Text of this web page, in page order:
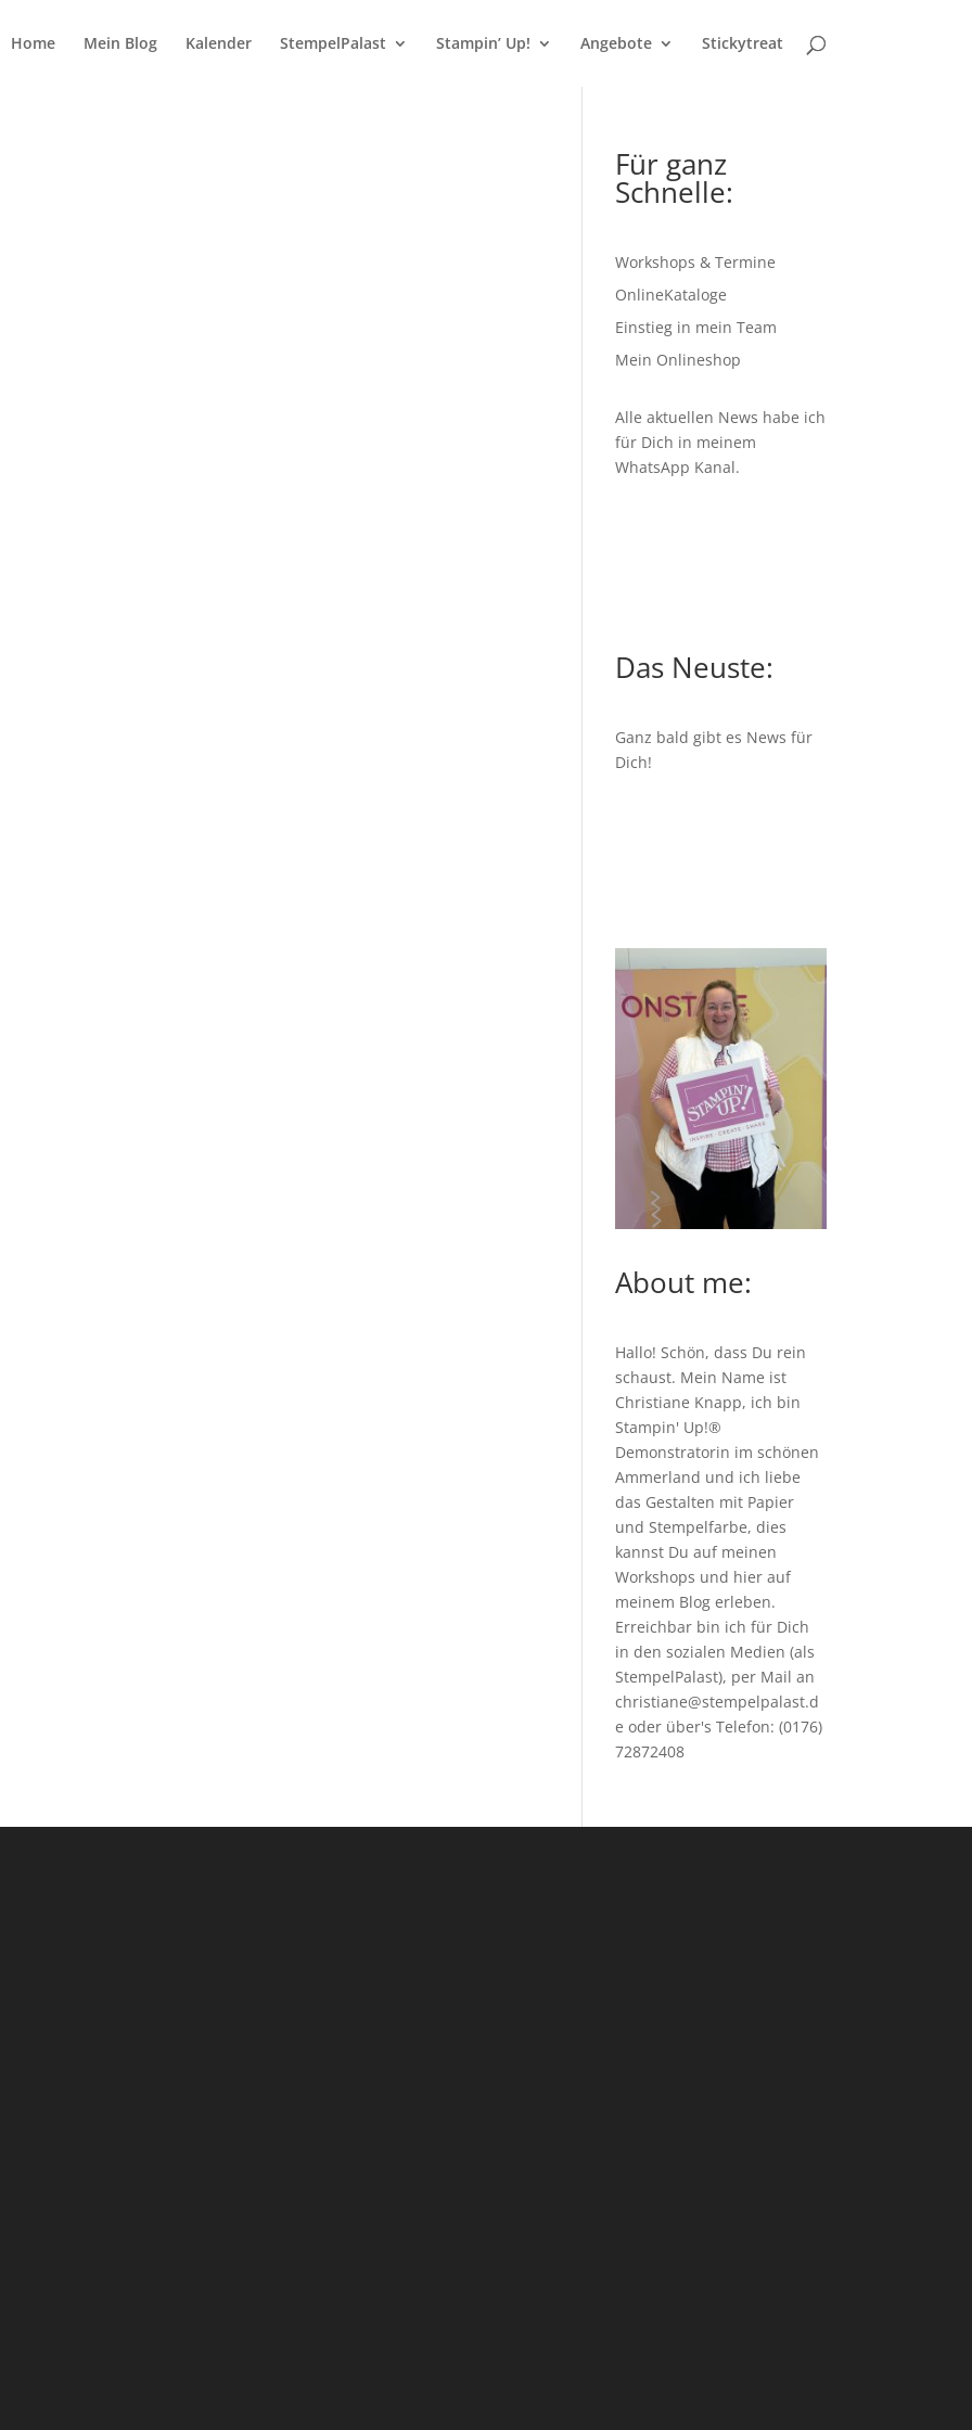
Home Mein Blog Kalender StempelPalast Stampin’ Up! Angebote Stickytreat
Für ganz
Schnelle:
Workshops & Termine
OnlineKataloge
Einstieg in mein Team
Mein Onlineshop
Alle aktuellen News habe ich
für Dich in meinem
WhatsApp Kanal.
Das Neuste:
Ganz bald gibt es News für
Dich!
About me:
Hallo! Schön, dass Du rein
schaust. Mein Name ist
Christiane Knapp, ich bin
Stampin' Up!®
Demonstratorin im schönen
Ammerland und ich liebe
das Gestalten mit Papier
und Stempelfarbe, dies
kannst Du auf meinen
Workshops und hier auf
meinem Blog erleben.
Erreichbar bin ich für Dich
in den sozialen Medien (als
StempelPalast), per Mail an
christiane@stempelpalast.d
e oder über's Telefon: (0176)
72872408